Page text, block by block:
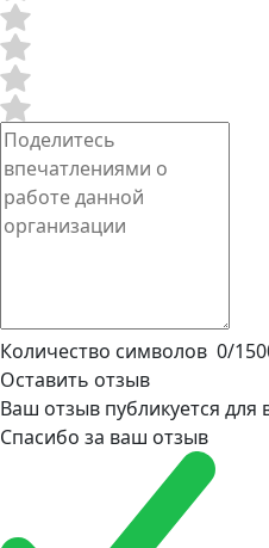
Количество символов 0/
Оставить отзыв
Ваш отзыв публикуется для
Спасибо за ваш отзыв